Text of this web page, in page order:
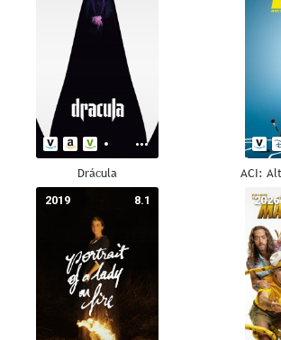
Drácula
8.1
2019 2026